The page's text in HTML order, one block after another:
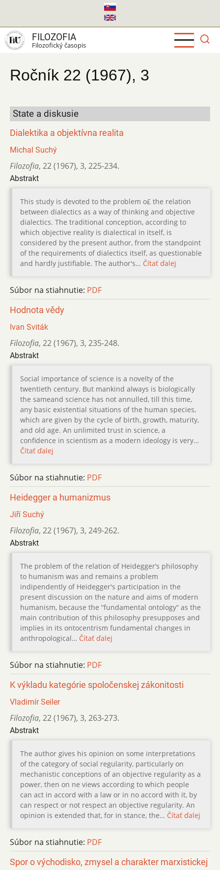
hlavný
obsah
FILOZOFIA
Filozofický časopis
Ročník 22 (1967), 3
State a diskusie
Dialektika a objektívna realita
Michal Suchý
Filozofia, 22 (1967), 3, 225-234.
Abstrakt
This study is devoted to the problem o£ the relation
between dialectics as a way of thinking and objective
dialectics. The traditional conception, according to
which objective reality is dialectical in itself, is
considered by the present author, from the standpoint
of the requirements of dialectics itself, as questionable
and hardly justifiable. The author's… Čítať ďalej
Súbor na stiahnutie: PDF
Hodnota vědy
Ivan Sviták
Filozofia, 22 (1967), 3, 235-248.
Abstrakt
Social importance of science is a novelty of the
twentieth century. But mankind always is biologically
the sameand science has not annulled, till this time,
any basic existential situations of the human species,
which are given by the cycle of birth, growth, maturity,
and old age. An unlimited trust in science, a
confidence in scientism as a modern ideology is very…
Čítať ďalej
Súbor na stiahnutie: PDF
Heidegger a humanizmus
Jiří Suchý
Filozofia, 22 (1967), 3, 249-262.
Abstrakt
The problem of the relation of Heidegger’s philosophy
to humanism was and remains a problem
indipendently of Heidegger's participation in the
present discussion on the nature and aims of modern
humanism, because the “fundamental ontology“ as the
main contribution of this philosophy presupposes and
implies in its ontocentrism fundamental changes in
anthropological… Čítať ďalej
Súbor na stiahnutie: PDF
K výkladu kategórie spoločenskej zákonitosti
Vladimír Seiler
Filozofia, 22 (1967), 3, 263-273.
Abstrakt
The author gives his opinion on some interpretations
of the category of social regularity, particularly on
mechanistic conceptions of an objective regularity as a
power, then on ne views according to which people
can act in accord with a law or in no accord with it, by
can respect or not respect an objective regularity. An
opinion is extended that, for in stance, the… Čítať ďalej
Súbor na stiahnutie: PDF
Spor o východisko, zmysel a charakter marxistickej